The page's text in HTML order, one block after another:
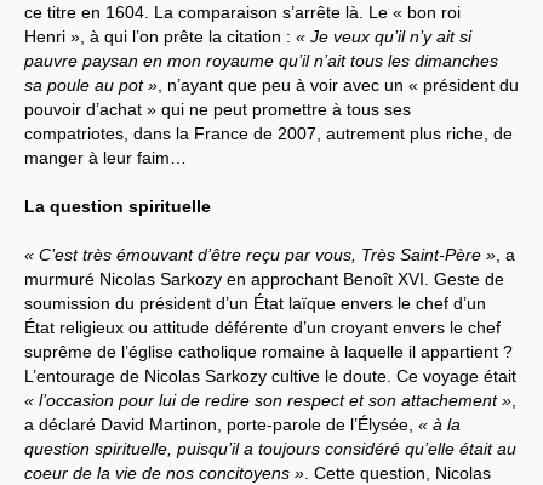
ce titre en 1604. La comparaison s’arrête là. Le « bon roi
Henri », à qui l’on prête la citation : « Je veux qu’il n’y ait si
pauvre paysan en mon royaume qu’il n’ait tous les dimanches
sa poule au pot » , n’ayant que peu à voir avec un « président du
pouvoir d’achat » qui ne peut promettre à tous ses
compatriotes, dans la France de 2007, autrement plus riche, de
manger à leur faim…
La question spirituelle
« C’est très émouvant d’être reçu par vous, Très Saint-Père » , a
murmuré Nicolas Sarkozy en approchant Benoît XVI. Geste de
soumission du président d’un État laïque envers le chef d’un
État religieux ou attitude déférente d’un croyant envers le chef
suprême de l’église catholique romaine à laquelle il appartient ?
L’entourage de Nicolas Sarkozy cultive le doute. Ce voyage était
« l’occasion pour lui de redire son respect et son attachement »
a déclaré David Martinon, porte-parole de l’Élysée, « à la
question spirituelle, puisqu’il a toujours considéré qu’elle était au
coeur de la vie de nos concitoyens » . Cette question, Nicolas